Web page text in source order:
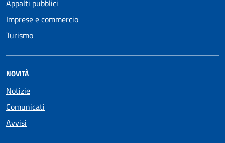
Appalti pubblici
Imprese e commercio
Turismo
NOVITÀ
Notizie
Comunicati
Avvisi